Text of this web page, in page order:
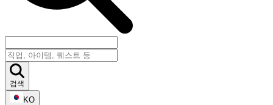
검색
KO